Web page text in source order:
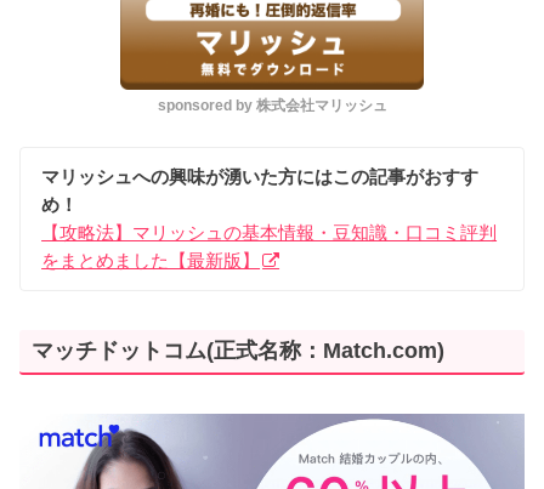
sponsored by 株式会社マリッシュ
マリッシュへの興味が湧いた方にはこの記事がおすす
め！
【攻略法】マリッシュの基本情報・豆知識・口コミ評判
をまとめました【最新版】
マッチドットコム(正式名称：Match.com)